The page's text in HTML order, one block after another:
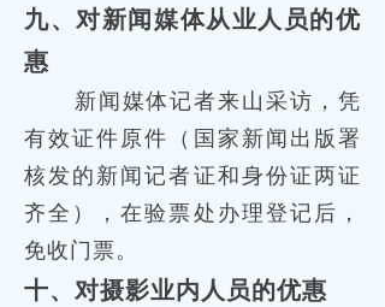
九、对新闻媒体从业人员的优
惠
新闻媒体记者来山采访，凭
有效证件原件（国家新闻出版署
核发的新闻记者证和身份证两证
齐全），在验票处办理登记后，
免收门票。
十、对摄影业内人员的优惠